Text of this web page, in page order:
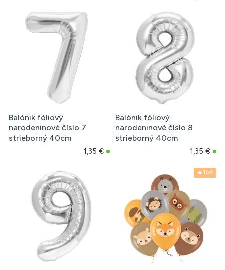
Balónik fóliový
narodeninové číslo 7
strieborný 40cm
1,35 €
Balónik fóliový
narodeninové číslo 8
strieborný 40cm
1,35 €
🔥 TOP